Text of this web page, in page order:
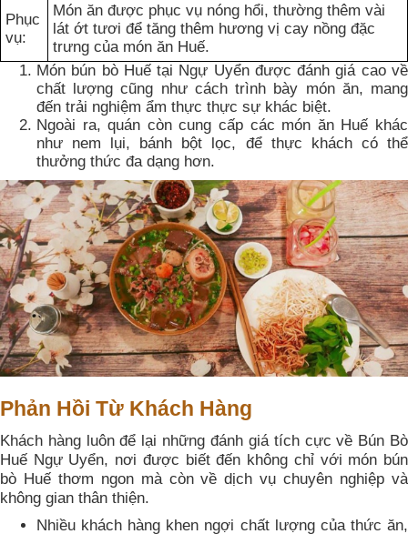
Phục
vụ:
Món ăn được phục vụ nóng hổi, thường thêm vài
lát ớt tươi để tăng thêm hương vị cay nồng đặc
trưng của món ăn Huế.
Món bún bò Huế tại Ngự Uyển được đánh giá cao về
chất lượng cũng như cách trình bày món ăn, mang
đến trải nghiệm ẩm thực thực sự khác biệt.
Ngoài ra, quán còn cung cấp các món ăn Huế khác
như nem lụi, bánh bột lọc, để thực khách có thể
thưởng thức đa dạng hơn.
Phản Hồi Từ Khách Hàng
Khách hàng luôn để lại những đánh giá tích cực về Bún Bò
Huế Ngự Uyển, nơi được biết đến không chỉ với món bún
bò Huế thơm ngon mà còn về dịch vụ chuyên nghiệp và
không gian thân thiện.
Nhiều khách hàng khen ngợi chất lượng của thức ăn,